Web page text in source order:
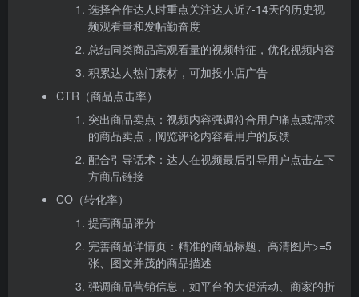
选择合作达人时重点关注达人近7-14天的历史视
频观看量和发帖勤奋度
总结同类商品高观看量的视频特征，优化视频内容
积累达人热门素材，可加投小店广告
CTR（商品点击率）
突出商品卖点：视频内容强调符合用户痛点或需求
的商品卖点，阅览评论内容看用户的反馈
配合引导话术：达人在视频最后引导用户点击左下
方商品链接
CO（转化率）
提高商品评分
完善商品详情页：精准的商品标题、高清图片>=5
张、图文并茂的商品描述
强调商品营销信息，如平台的大促活动、商家的折